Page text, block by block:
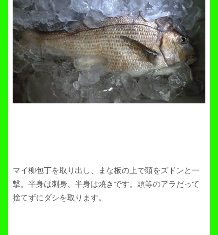
マイ柳包丁を取り出し、まな板の上で頭をズドンと一
撃。半身は刺身、半身は焼きです。頭等のアラだって
捨てずにダシを取ります。